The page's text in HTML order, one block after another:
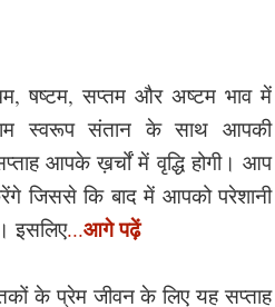
षष्टम, सप्तम और अष्टम भाव में
स्वरूप संतान के साथ आपकी
आपके ख़र्चों में वृद्धि होगी। आप
जिससे कि बाद में आपको परेशानी
इसलिए...आगे पढ़ें
के प्रेम जीवन के लिए यह सप्ताह